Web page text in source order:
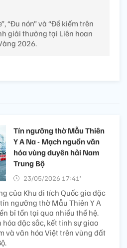
“Đu nón” và “Đế kiếm trên
giải thưởng tại Liên hoan
2026.
Tín ngưỡng thờ Mẫu Thiên
Y A Na - Mạch nguồn văn
hóa vùng duyên hải Nam
Trung Bộ
23/05/2026 17:41’
của Khu di tích Quốc gia đặc
ngưỡng thờ Mẫu Thiên Y A
bỉ tồn tại qua nhiều thế hệ.
đặc sắc, kết tinh sự giao
và văn hóa Việt trên vùng đất